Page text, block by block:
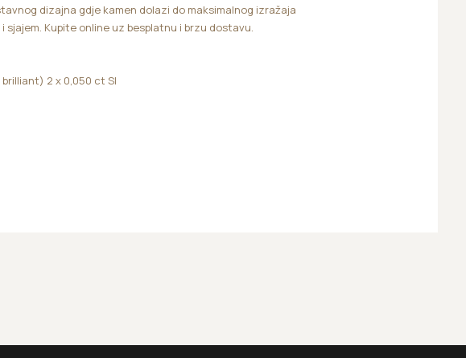
dizajna gdje kamen dolazi do maksimalnog izražaja
sjajem. Kupite online uz besplatnu i brzu dostavu.
2 x 0,050 ct SI